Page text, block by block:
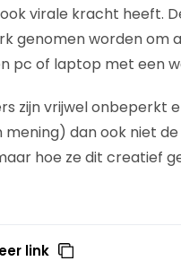
virale kracht heeft.
genomen worden om
pc of laptop met een
zijn vrijwel onbeperkt
dan ook niet
hoe ze dit creatief
link